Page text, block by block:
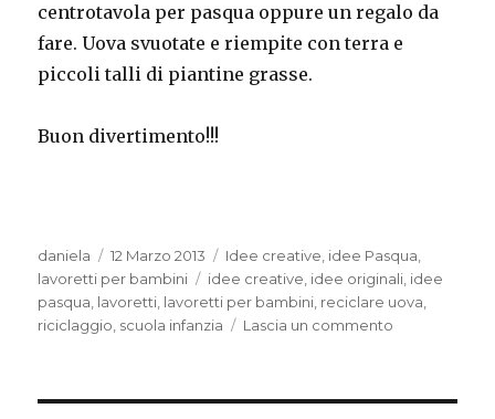
centrotavola per pasqua oppure un regalo da
fare. Uova svuotate e riempite con terra e
piccoli talli di piantine grasse.
Buon divertimento!!!
Autore
daniela
Pubblicato
il
12 Marzo 2013 Categorie
Idee creative idee Pasqua
lavoretti per bambini
Tag
idee creative idee originali idee
pasqua lavoretti lavoretti per bambini reciclare uova
riciclaggio scuola infanzia Lascia un commento